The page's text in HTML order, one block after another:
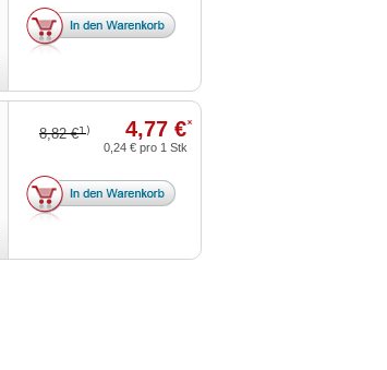
8,82 €1) 4,77 €*
0,24 € pro 1 Stk